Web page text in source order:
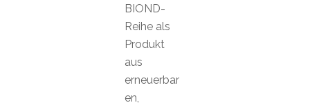
BIOND-
Reihe als
Produkt
aus
erneuerbar
en,